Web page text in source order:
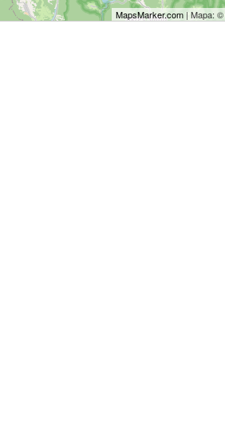
MapsMarker.com| Mapa: ©